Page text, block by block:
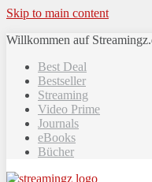
Skip to main content
Willkommen auf
Best Deal
Bestseller
Streaming
Video Prime
Journals
eBooks
Bücher